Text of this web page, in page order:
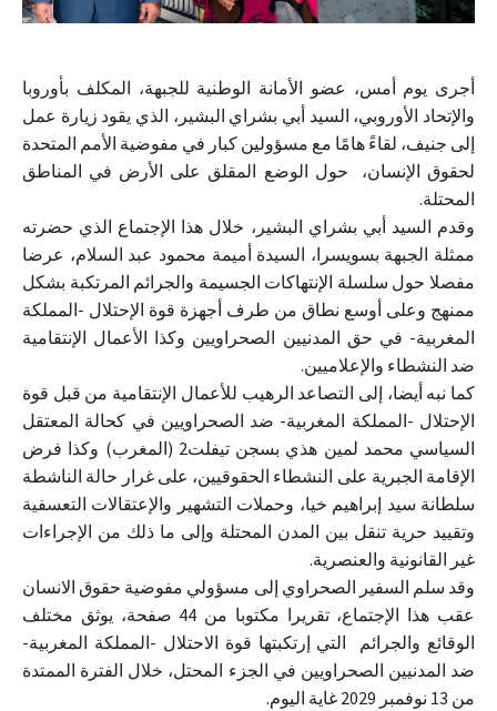
أجرى يوم أمس، عضو الأمانة الوطنية للجبهة، المكلف بأوروبا
والإتحاد الأوروبي، السيد أبي بشراي البشير، الذي يقود زيارة عمل
إلى جنيف، لقاءً هامًا مع مسؤولين كبار في مفوضية الأمم المتحدة
لحقوق الإنسان، حول الوضع المقلق على الأرض في المناطق
المحتلة.
وقدم السيد أبي بشراي البشير، خلال هذا الإجتماع الذي حضرته
ممثلة الجبهة بسويسرا، السيدة أميمة محمود عبد السلام، عرضا
مفصلا حول سلسلة الإنتهاكات الجسيمة والجرائم المرتكبة بشكل
ممنهج وعلى أوسع نطاق من طرف أجهزة قوة الإحتلال -المملكة
المغربية- في حق المدنيين الصحراويين وكذا الأعمال الإنتقامية
ضد النشطاء والإعلاميين.
كما نبه أيضا، إلى التصاعد الرهيب للأعمال الإنتقامية من قبل قوة
الإحتلال -المملكة المغربية- ضد الصحراويين في كحالة المعتقل
السياسي محمد لمين هذي بسجن تيفلت2 (المغرب) وكذا فرض
الإقامة الجبرية على النشطاء الحقوقيين، على غرار حالة الناشطة
سلطانة سيد إبراهيم خيا، وحملات التشهير والإعتقالات التعسفية
وتقييد حرية تنقل بين المدن المحتلة وإلى ما ذلك من الإجراءات
غير القانونية والعنصرية.
وقد سلم السفير الصحراوي إلى مسؤولي مفوضية حقوق الانسان
عقب هذا الإجتماع، تقريرا مكتوبا من 44 صفحة، يوثق مختلف
الوقائع والجرائم التي إرتكبتها قوة الاحتلال -المملكة المغربية-
ضد المدنيين الصحراويين في الجزء المحتل، خلال الفترة الممتدة
من 13 نوفمبر 2029 غاية اليوم.